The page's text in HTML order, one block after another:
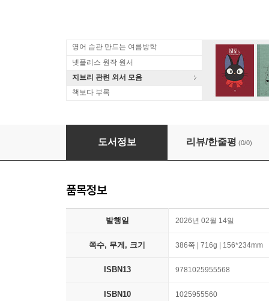
영어 습관 만드는 여름방학
넷플리스 원작 원서
지브리 관련 외서 모음
책보다 부록
Robin Hood
도서정보 리뷰/한줄평 (0/0)
품목정보
발행일 2026년 02월 14일
쪽수, 무게, 크기 386쪽 | 716g | 156*234mm
ISBN13 9781025955568
ISBN10 1025955560